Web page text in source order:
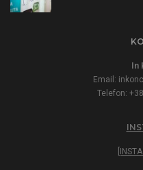
Email:
Telefon: